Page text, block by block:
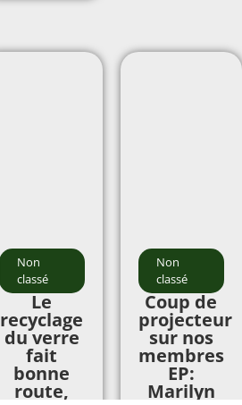
Non
classé
Le
recyclage
du verre
fait
bonne
route,
Non
classé
Coup de
projecteur
sur nos
membres
EP:
Marilyn